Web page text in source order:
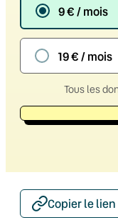
9 € / mois
19 € / mois
Tous les
Copier le lien